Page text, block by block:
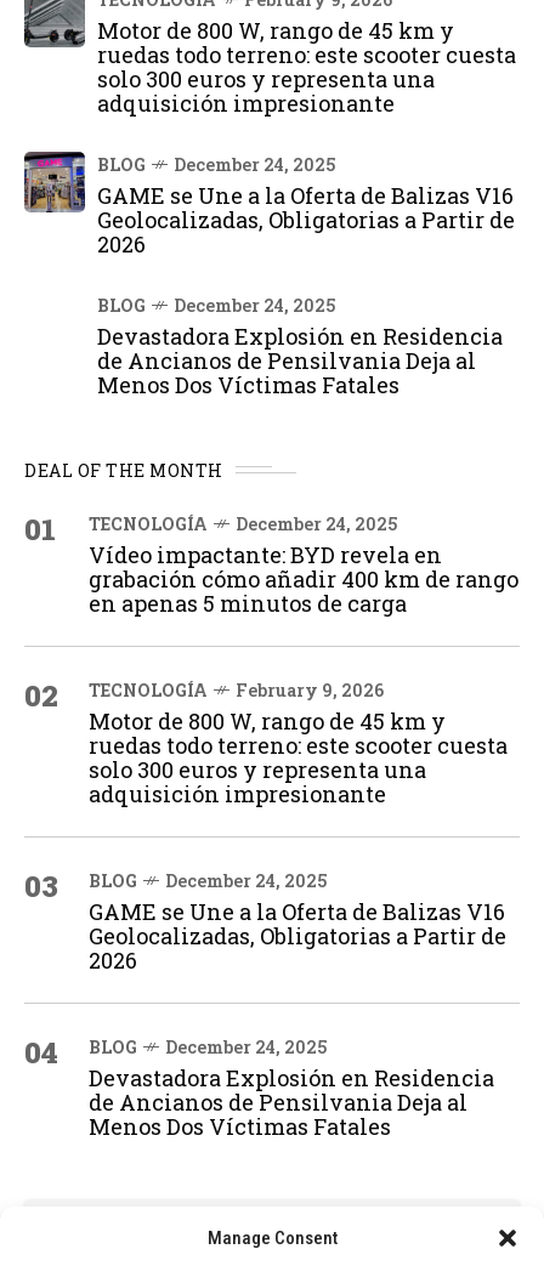
Manage Consent
Motor de 800 W, rango de 45 km y
ruedas todo terreno: este scooter cuesta
solo 300 euros y representa una
adquisición impresionante
BLOG December 24, 2025
GAME se Une a la Oferta de Balizas V16
Geolocalizadas, Obligatorias a Partir de
2026
BLOG December 24, 2025
Devastadora Explosión en Residencia
de Ancianos de Pensilvania Deja al
Menos Dos Víctimas Fatales
DEAL OF THE MONTH
01 TECNOLOGÍA December 24, 2025
Vídeo impactante: BYD revela en
grabación cómo añadir 400 km de rango
en apenas 5 minutos de carga
02 TECNOLOGÍA February 9, 2026
Motor de 800 W, rango de 45 km y
ruedas todo terreno: este scooter cuesta
solo 300 euros y representa una
adquisición impresionante
03 BLOG December 24, 2025
GAME se Une a la Oferta de Balizas V16
Geolocalizadas, Obligatorias a Partir de
2026
04 BLOG December 24, 2025
Devastadora Explosión en Residencia
de Ancianos de Pensilvania Deja al
Menos Dos Víctimas Fatales